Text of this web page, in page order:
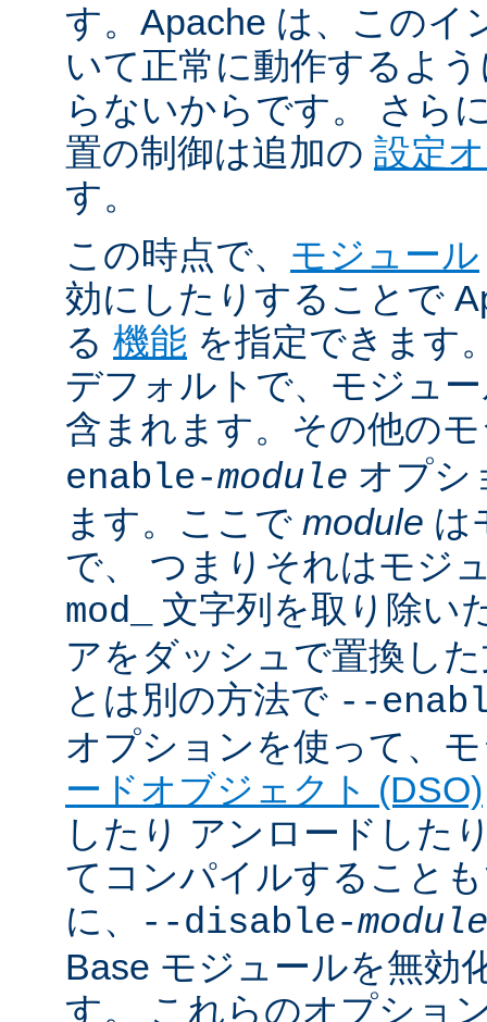
す。Apache は、このイ
いて正常に動作するよ
らないからです。 さら
置の制御は追加の 設定
す。
この時点で、 モジュール
効にしたりすることで
る 機能 を指定できます
デフォルトで、モジュ
含まれます。その他の
enable-module オプシ
ます。ここで module は
で、 つまりそれはモジ
mod_
文字列を取り除い
アをダッシュで置換し
とは別の方法で --
オプションを使って、
ードオブジェクト (DSO)
したり アンロードした
てコンパイルすること
に、
--disable-module
Base モジュールを無効
す。 これらのオプショ